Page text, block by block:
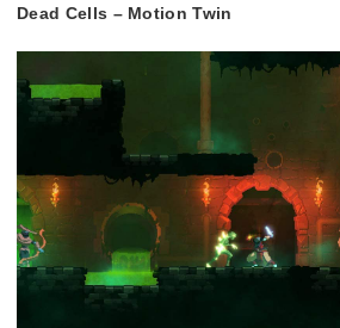
Dead Cells – Motion Twin